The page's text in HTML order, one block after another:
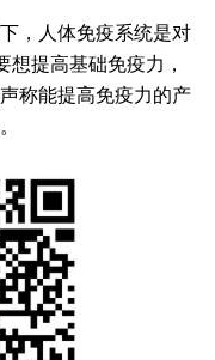
，人体免疫系统是对
想提高基础免疫力，
称能提高免疫力的产